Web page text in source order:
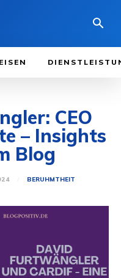
CEO
– Insights
Blog
BERUHMTHEIT